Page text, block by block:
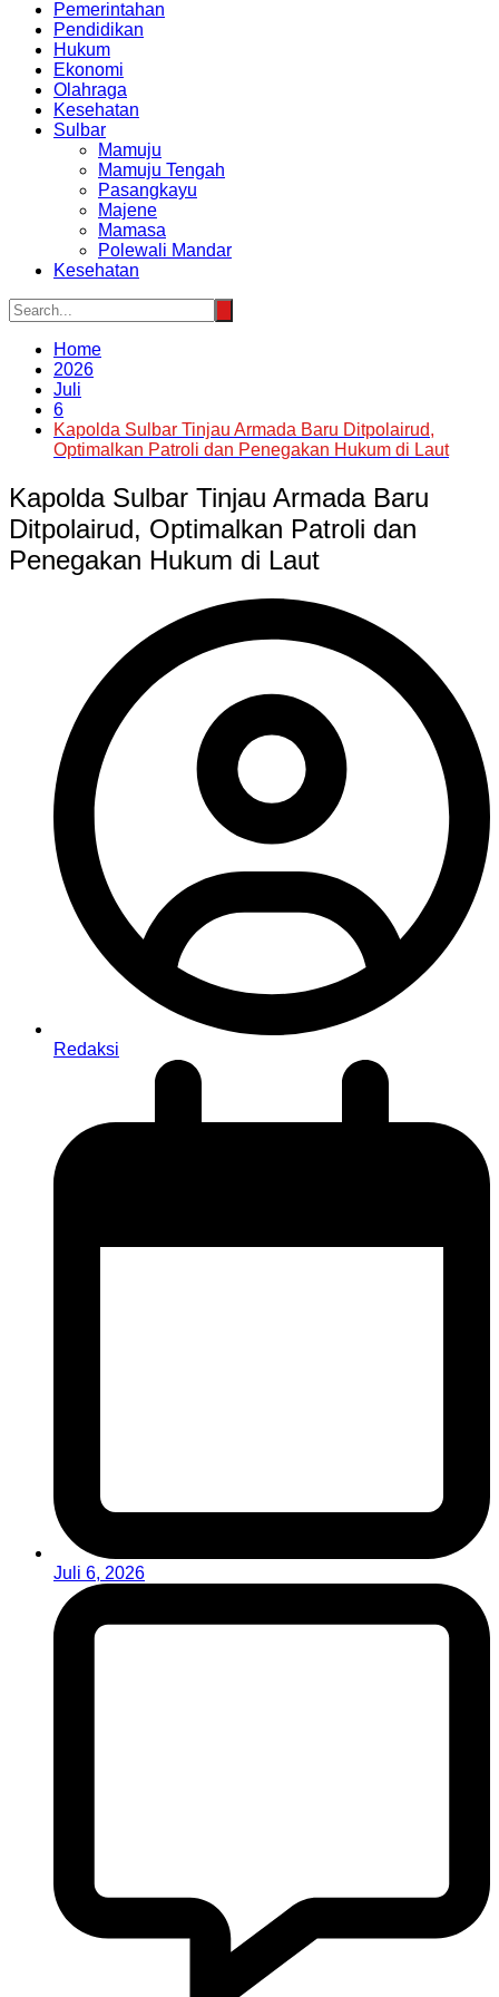
Pemerintahan
Pendidikan
Hukum
Ekonomi
Olahraga
Kesehatan
Sulbar
Mamuju
Mamuju Tengah
Pasangkayu
Majene
Mamasa
Polewali Mandar
Kesehatan
Home
2026
Juli
6
Kapolda Sulbar Tinjau Armada Baru Ditpolairud,
Optimalkan Patroli dan Penegakan Hukum di Laut
Kapolda Sulbar Tinjau Armada Baru
Ditpolairud, Optimalkan Patroli dan
Penegakan Hukum di Laut
Redaksi
Juli 6, 2026